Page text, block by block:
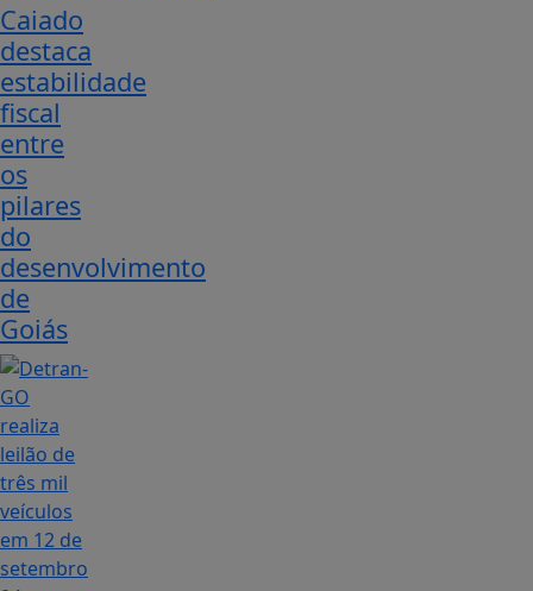
Caiado
destaca
estabilidade
fiscal
entre
os
pilares
do
desenvolvimento
de
Goiás